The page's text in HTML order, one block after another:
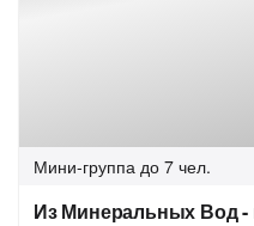
Мини-группа до 7 чел.
Из Минеральных Вод -